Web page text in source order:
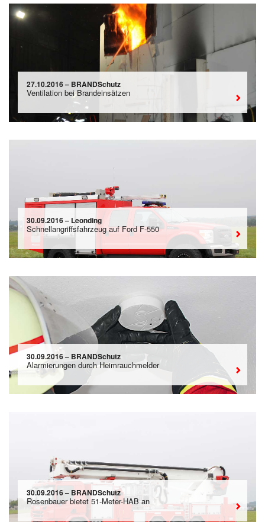
27.10.2016 – BRANDSchutz
Ventilation bei Brandeinsätzen
30.09.2016 – Leonding
Schnellangriffsfahrzeug auf Ford F-550
30.09.2016 – BRANDSchutz
Alarmierungen durch Heimrauchmelder
30.09.2016 – BRANDSchutz
Rosenbauer bietet 51-Meter-HAB an